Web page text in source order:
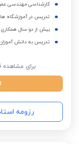
کارشناسی مهندسی
تدریس در آموزشگاه
بیش از دو سال همکاری
تدریس به دانش آموزان
برای مشاهده
رزومه